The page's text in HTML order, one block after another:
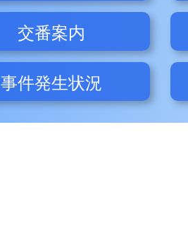
交番案内
事件発生状況